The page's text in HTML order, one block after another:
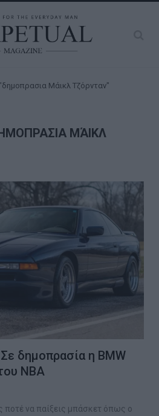
Μάικλ Τζόρνταν"
ΜΆΙΚΛ
δημοπρασία η BMW
NBA
ποτέ να παίξεις μπάσκετ όπως ο